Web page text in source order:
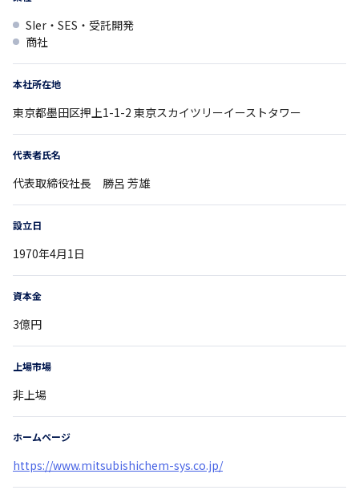
SIer・SES・受託開発
商社
本社所在地
東京都墨田区押上1-1-2 東京スカイツリーイーストタワー
代表者氏名
代表取締役社長 勝呂 芳雄
設立日
1970年4月1日
資本金
3億円
上場市場
非上場
ホームページ
https://www.mitsubishichem-sys.co.jp/